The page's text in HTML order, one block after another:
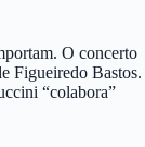
O concerto
Figueiredo Bastos.
“colabora”